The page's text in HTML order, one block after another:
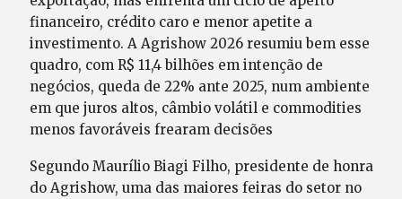
financeiro, crédito caro e menor apetite a
investimento. A Agrishow 2026 resumiu bem esse
quadro, com R$ 11,4 bilhões em intenção de
negócios, queda de 22% ante 2025, num ambiente
em que juros altos, câmbio volátil e commodities
menos favoráveis frearam decisões
Segundo Maurílio Biagi Filho, presidente de honra
do Agrishow, uma das maiores feiras do setor no